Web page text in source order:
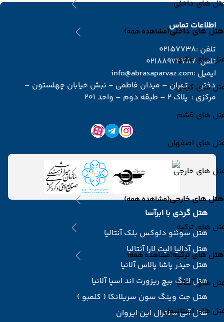
های داخلی
هتل های داخلی(مشاهده همه)
های مشهد
های کیش
های قشم
های اصفهان
های خارجی
هتل های خارجی(مشاهده همه)
های ترکیه
هتل های ترکیه(مشاهده همه)
های آنتالیا
های استانبول
اطلاعات تماس
تلفن :02157738
تلفن :02188974787
ایمیل :info@abrasaparvaz.com
دفتر
مرکزی :
تهران – میدان فاطمی - نبش خیابان چهلستون –
پلاک 2 – طبقه دوم – واحد 201
هتل گردی با ابرآسا
هتل سوئنو دلوکس بلک آنتالیا
هتل آدالیا الیت لارا آنتالیا
هتل حیدر پاشا پالاس آلانیا
هتل لانگ بیچ ریزورت اند اسپا آلانیا
هتل جت وینگ سون سریلانکا ( کلمبو )
هتل آنی سنترال این ایروان